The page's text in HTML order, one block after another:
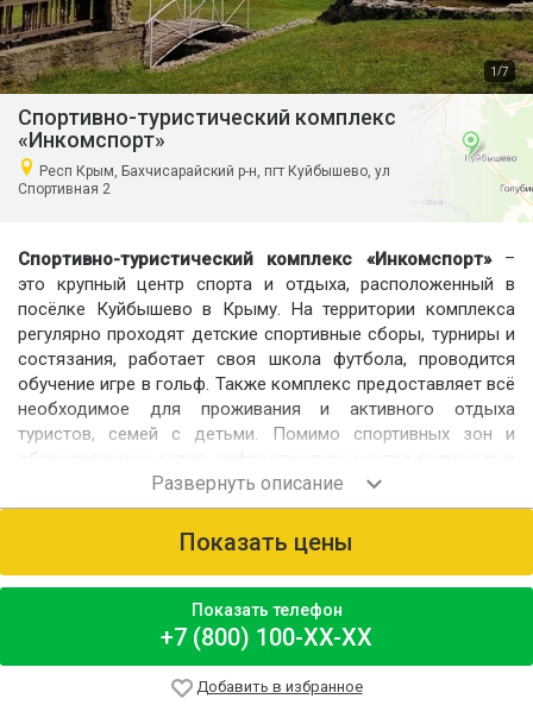
1 /7
Спортивно-туристический комплекс
«Инкомспорт»
Респ Крым, Бахчисарайский р-н, пгт Куйбышево, ул
Спортивная 2
Спортивно-туристический комплекс «Инкомспорт»–
это крупный центр спорта и отдыха, расположенный в
посёлке Куйбышево в Крыму. На территории комплекса
регулярно проходят детские спортивные сборы, турниры и
состязания, работает своя школа футбола, проводится
обучение игре в гольф. Также комплекс предоставляет всё
необходимое для проживания и активного отдыха
туристов, семей с детьми. Помимо спортивных зон и
оборудованных залов, инфраструктура центра включает в
себя гостиницу, кафе и сауну. Также на территории
регулярно проводятся корпоративные выезды, тим-
билдинги, свадебные регистрации и праздничные вечера.
Номерной фонд
и 4 человека, номера «Комфорт», «Люкс» на 2 человека и
«Семейный» на 4 человека. Во всех номерах имеются
удобства.
Показать цены
Показать телефон
+7 (800) 100-XX-XX
Добавить в избранное